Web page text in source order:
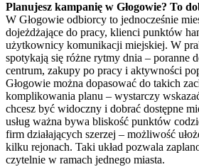
Planujesz kampanię w Głogowie? To
W Głogowie odbiorcy to jednocześnie
dojeżdżające do pracy, klienci punktów
użytkownicy komunikacji miejskiej. W
spotykają się różne rytmy dnia – poranne
centrum, zakupy po pracy i aktywności
Głogowie można dopasować do takich
komplikowania planu – wystarczy
chcesz być widoczny i dobrać dostępne
usług ważna bywa bliskość punktów
firm działających szerzej – możliwość
kilku rejonach. Taki układ pozwala
czytelnie w ramach jednego miasta.